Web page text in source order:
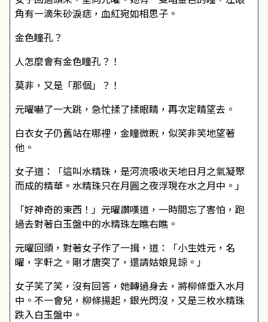
角有一滴朱砂淚痣，血紅宛如相思子。
金色瞳孔？
人怎麼會有金色瞳孔？！
莫非，又是「那個」？！
元曜嚇了一大跳，急忙揉了揉眼睛，再次定睛望去。
白衣女子仍舊站在哪裡，金瞳微睨，似笑非笑地望著
他。
女子道：「這叫水精珠，是河流吸收天地日月之氣凝聚
而成的精華。水精珠只在月圓之夜浮現在水之月中。」
「好神奇的東西！」元曜讚嘆道，一時間忘了害怕，跑
過去對著白玉盤中的水精珠左瞧右瞧。
元曜回頭，對著女子作了一揖，道：「小生姓元，名
曜，字軒之。剛才唐突了，還請姑娘見諒。」
女子笑了笑，沒有回答，她轉過身去，將柳條垂入水月
中。不一會兒，柳條揚起，銀光閃沒，又是三枚水精珠
跌入白玉盤中。